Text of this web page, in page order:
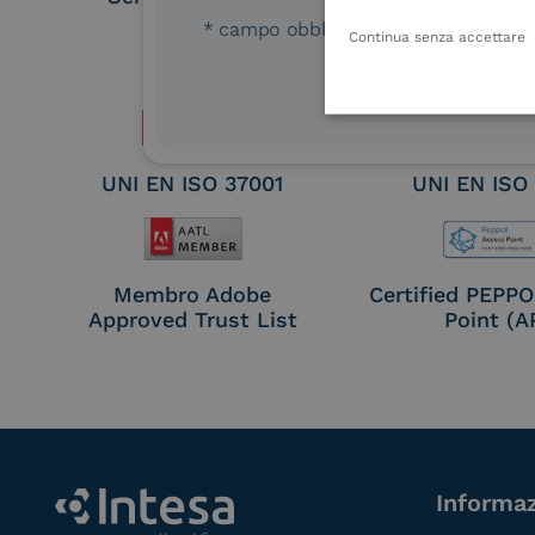
Electronic
UNI EN ISO 37001 UNI EN ISO
Membro Adobe
Approved Trust List
Certified
Point
* campo obbligatorioContinua senza accettare